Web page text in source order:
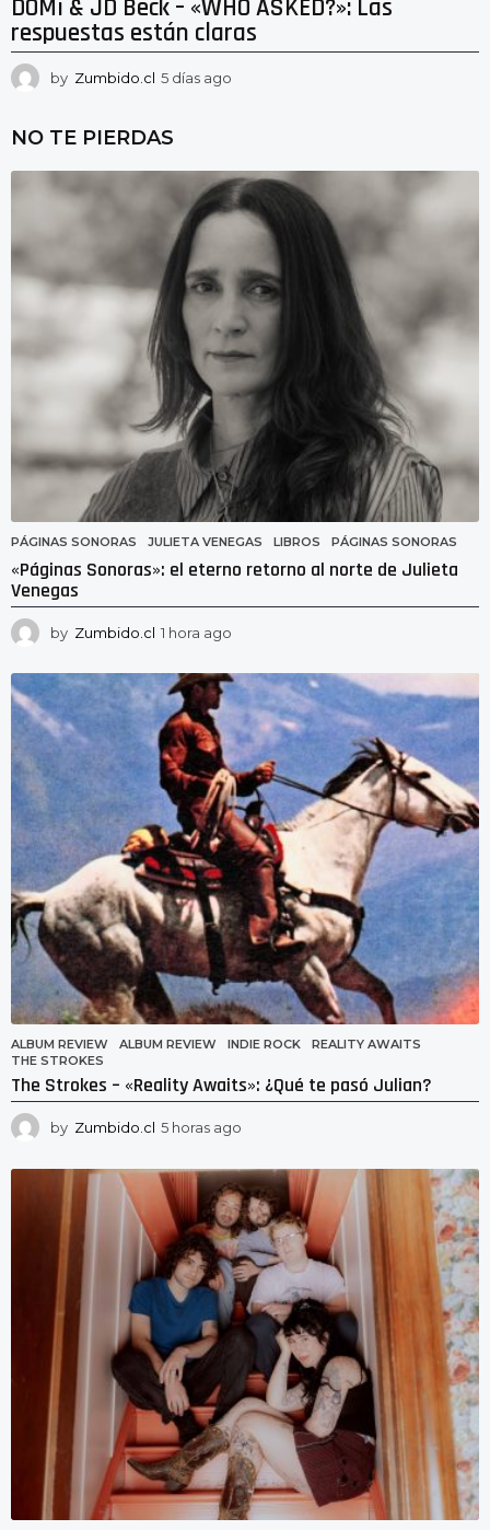
DOMi & JD Beck – «WHO ASKED?»: Las
respuestas están claras
by Zumbido.cl 5 días ago
a
g
NO TE PIERDAS
PÁGINAS SONORAS JULIETA VENEGAS ,LIBROS ,PÁGINAS SONORAS
«Páginas Sonoras»: el eterno retorno al norte de Julieta
Venegas
by Zumbido.cl 1 hora ago
o
a
g
o
ALBUM REVIEW ALBUM REVIEW ,INDIE ROCK ,REALITY AWAITS
THE STROKES
The Strokes – «Reality Awaits»: ¿Qué te pasó Julian?
by Zumbido.cl 5 horas ago
o
r
a
s
a
g
o